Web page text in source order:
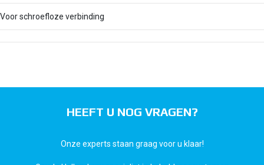
Voor schroefloze verbinding
HEEFT U NOG VRAGEN?
Onze experts staan graag voor u klaar!